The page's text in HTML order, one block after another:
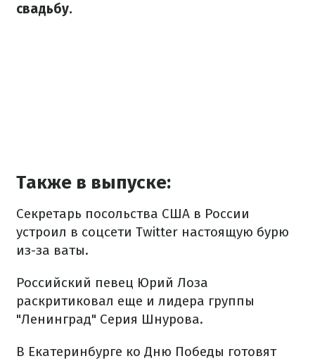
свадьбу.
Также в выпуске:
Секретарь посольства США в России
устроил в соцсети Twitter настоящую бурю
из-за ваты.
Российский певец Юрий Лоза
раскритиковал еще и лидера группы
"Ленинград" Серия Шнурова.
В Екатеринбурге ко Дню Победы готовят